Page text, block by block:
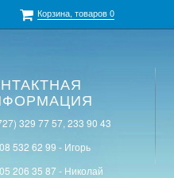
Корзина, товаров0
329 77 57, 233 90 43
532 62 99 - Игорь
206 35 87 - Николай